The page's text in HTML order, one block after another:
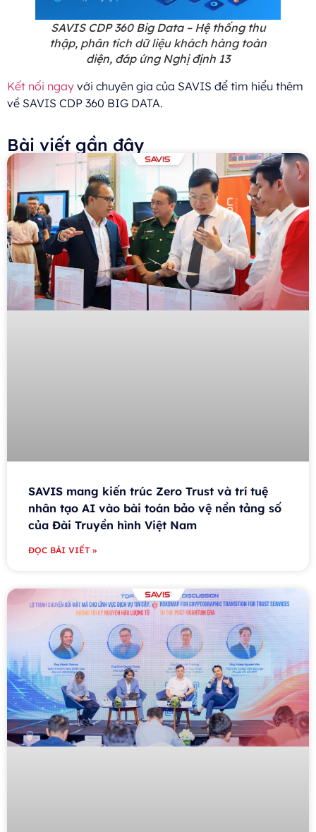
SAVIS CDP 360 Big Data – Hệ thống thu
thập, phân tích dữ liệu khách hàng toàn
diện, đáp ứng Nghị định 13
Kết nối ngay với chuyên gia của SAVIS để tìm hiểu thêm
về SAVIS CDP 360 BIG DATA.
Bài viết gần đây
SAVIS mang kiến trúc Zero Trust và trí tuệ
nhân tạo AI vào bài toán bảo vệ nền tảng số
của Đài Truyền hình Việt Nam
ĐỌC BÀI VIẾT »